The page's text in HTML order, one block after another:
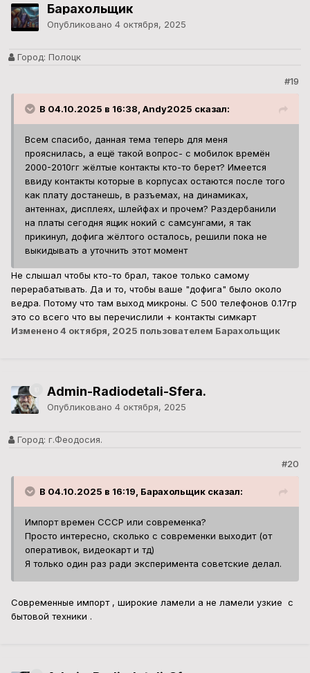
Барахольщик
Опубликовано 4 октября, 2025
Город: Полоцк
#19
В 04.10.2025 в 16:38, Andy2025 сказал:
Всем спасибо, данная тема теперь для меня
прояснилась, а ещё такой вопрос- с мобилок времён
2000-2010гг жёлтые контакты кто-то берет? Имеется
ввиду контакты которые в корпусах остаются после того
как плату достанешь, в разъемах, на динамиках,
антеннах, дисплеях, шлейфах и прочем? Раздербанили
на платы сегодня ящик нокий с самсунгами, я так
прикинул, дофига жёлтого осталось, решили пока не
выкидывать а уточнить этот момент
Не слышал чтобы кто-то брал, такое только самому
перерабатывать. Да и то, чтобы ваше "дофига" было около
ведра. Потому что там выход микроны. С 500 телефонов 0.17гр
это со всего что вы перечислили + контакты симкарт
Изменено4 октября, 2025 пользователем Барахольщик
Admin-Radiodetali-Sfera.
Опубликовано 4 октября, 2025
Город: г.Феодосия.
#20
В 04.10.2025 в 16:19, Барахольщик сказал:
Импорт времен СССР или современка?
Просто интересно, сколько с современки выходит (от
оперативок, видеокарт и тд)
Я только один раз ради эксперимента советские делал.
Современные импорт , широкие ламели а не ламели узкие с
бытовой техники .